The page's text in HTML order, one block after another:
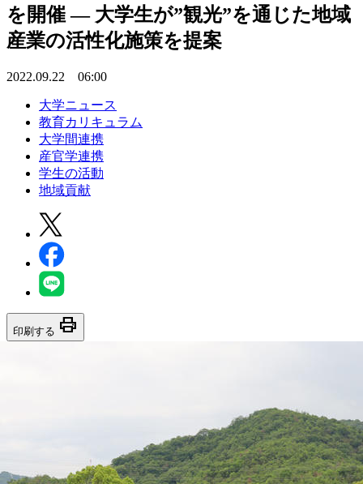
を開催 — 大学生が”観光”を通じた地域
産業の活性化施策を提案
2022.09.22 06:00
大学ニュース
教育カリキュラム
大学間連携
産官学連携
学生の活動
地域貢献
印刷する print